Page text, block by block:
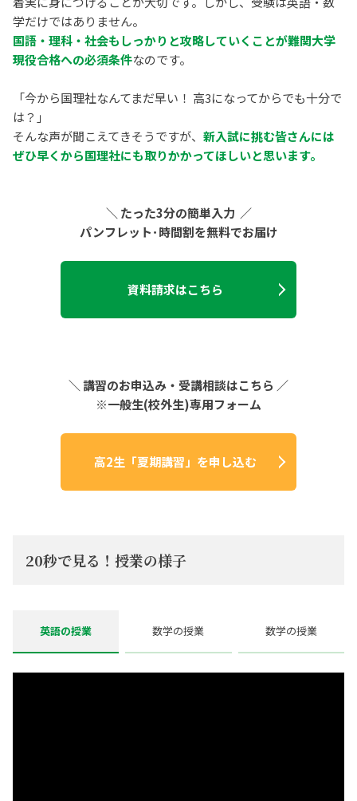
学だけではありません。
国語・理科・社会もしっかりと攻略していくことが難関大学
現役合格への必須条件なのです。
「今から国理社なんてまだ早い！ 高3になってからでも十分で
は？」
そんな声が聞こえてきそうですが、 新入試に挑む皆さんには
ぜひ早くから国理社にも取りかかってほしいと思います。
＼ たった3分の簡単入力 ／
パンフレット･時間割を無料でお届け
資料請求はこちら
＼ 講習のお申込み・受講相談はこちら ／
※一般生(校外生)専用フォーム
高2生「夏期講習」を申し込む
20秒で見る！授業の様子
英語の授業 数学の授業 数学の授業